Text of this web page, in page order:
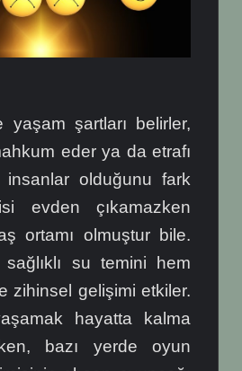
şartları belirler,
eder ya da etrafı
olduğunu fark
evden çıkamazken
ortamı olmuştur bile.
su temini hem
zihinsel gelişimi etkiler.
hayatta kalma
bazı yerde oyun